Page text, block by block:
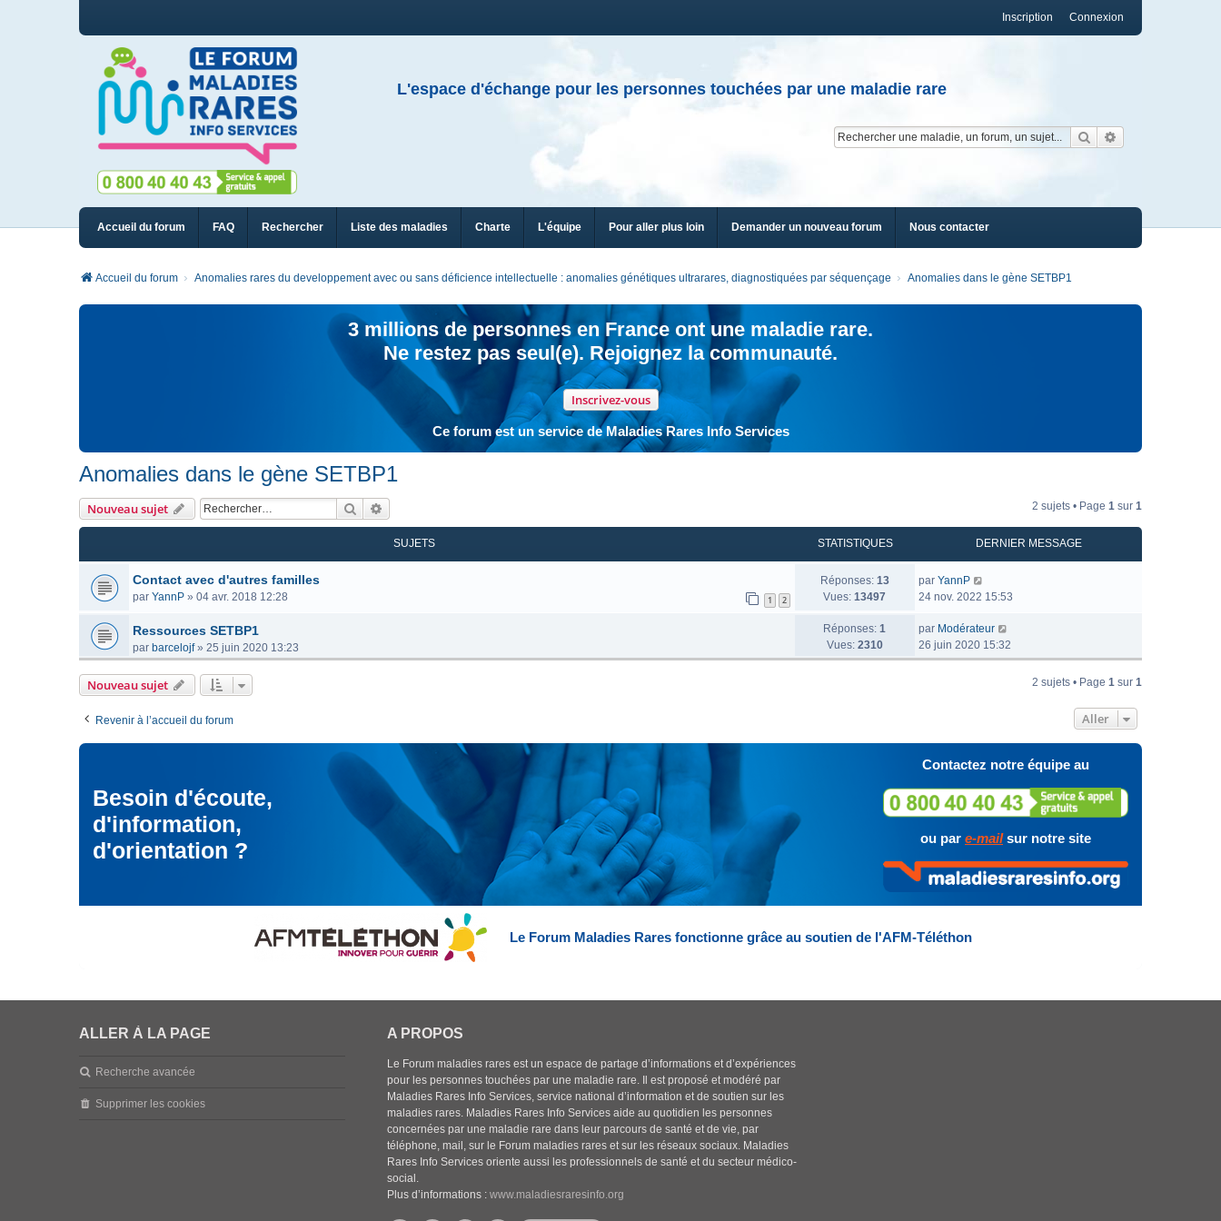
Connexion
Inscription
L'espace d'échange pour les personnes touchées par une maladie rare
Rechercher
Accueil du forum FAQ Rechercher Liste des maladies Charte L'équipe Pour aller plus loin Demander un nouveau forum Nous contacter
Accueil du forum Anomalies rares du developpement avec ou sans déficience intellectuelle : anomalies génétiques ultrarares, diagnostiquées par séquençage Anomalies dans le gène SETBP1
3 millions de personnes en France ont une maladie rare.
Ne restez pas seul(e). Rejoignez la communauté.
Inscrivez-vous
Ce forum est un service de Maladies Rares Info Services
Anomalies dans le gène SETBP1
Nouveau sujet Rechercher 2 sujets • Page 1 sur 1
SUJETS STATISTIQUES DERNIER MESSAGE
Contact avec d'autres familles
par YannP » 04 avr. 2018 12:28 1 2
Réponses: 13
Vues: 13497
par YannP
24 nov. 2022 15:53
Ressources SETBP1
par barcelojf» 25 juin 2020 13:23
Réponses: 1
Vues: 2310
par Modérateur
26 juin 2020 15:32
Nouveau sujet 2 sujets • Page 1 sur 1
Revenir à l’accueil du forum Aller
Besoin d'écoute,
d'information,
d'orientation ?
Contactez notre équipe au
ou par e-mailsur notre site
Le Forum Maladies Rares fonctionne grâce au soutien de l'AFM-Téléthon
ALLER À LA PAGE
Recherche avancée
Supprimer les cookies
A PROPOS
Le Forum maladies rares est un espace de partage d’informations et d’expériences
pour les personnes touchées par une maladie rare. Il est proposé et modéré par
Maladies Rares Info Services, service national d’information et de soutien sur les
maladies rares. Maladies Rares Info Services aide au quotidien les personnes
concernées par une maladie rare dans leur parcours de santé et de vie, par
téléphone, mail, sur le Forum maladies rares et sur les réseaux sociaux. Maladies
Rares Info Services oriente aussi les professionnels de santé et du secteur médico-
social.
Plus d’informations :www.maladiesraresinfo.org